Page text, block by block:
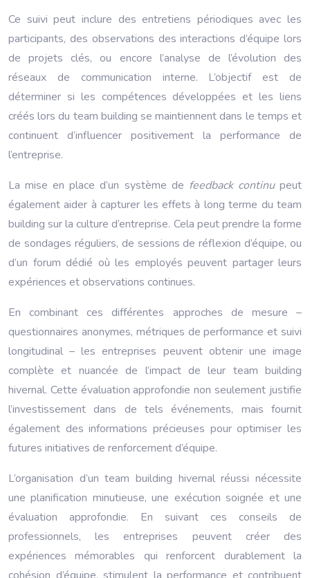
Ce suivi peut inclure des entretiens périodiques avec les
participants, des observations des interactions d’équipe lors
de projets clés, ou encore l’analyse de l’évolution des
réseaux de communication interne. L’objectif est de
déterminer si les compétences développées et les liens
créés lors du team building se maintiennent dans le temps et
continuent d’influencer positivement la performance de
l’entreprise.
La mise en place d’un système de feedback continupeut
également aider à capturer les effets à long terme du team
building sur la culture d’entreprise. Cela peut prendre la forme
de sondages réguliers, de sessions de réflexion d’équipe, ou
d’un forum dédié où les employés peuvent partager leurs
expériences et observations continues.
En combinant ces différentes approches de mesure –
questionnaires anonymes, métriques de performance et suivi
longitudinal – les entreprises peuvent obtenir une image
complète et nuancée de l’impact de leur team building
hivernal. Cette évaluation approfondie non seulement justifie
l’investissement dans de tels événements, mais fournit
également des informations précieuses pour optimiser les
futures initiatives de renforcement d’équipe.
L’organisation d’un team building hivernal réussi nécessite
une planification minutieuse, une exécution soignée et une
évaluation approfondie. En suivant ces conseils de
professionnels, les entreprises peuvent créer des
expériences mémorables qui renforcent durablement la